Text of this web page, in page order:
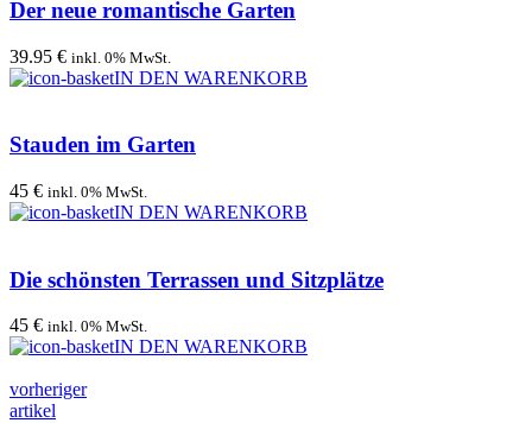
Der neue romantische Garten
39.95 € inkl. 0% MwSt.
IN DEN WARENKORB
Stauden im Garten
45 € inkl. 0% MwSt.
IN DEN WARENKORB
Die schönsten Terrassen und Sitzplätze
45 € inkl. 0% MwSt.
IN DEN WARENKORB
vorheriger
artikel